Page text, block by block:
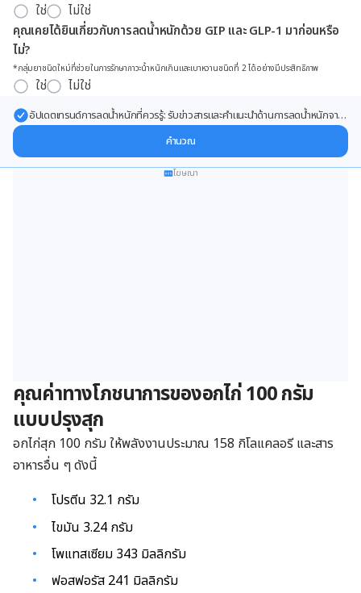
ใช่
ไม่ใช่
คุณเคยได้ยินเกี่ยวกับการลดน้ำหนักด้วย GIP และ GLP-1 มาก่อนหรือ
ไม่?
*กลุ่มยาชนิดใหม่ที่ช่วยในการรักษาภาวะน้ำหนักเกินและเบาหวานชนิดที่ 2 ได้อย่างมีประสิทธิภาพ
ใช่ ไม่ใช่
อัปเดตเทรนด์การลดน้ำหนักที่ควรรู้: รับข่าวสารและคำแนะนำด้านการลดน้ำหนักจาก
คำนวณ
โฆษณา
คุณค่าทางโภชนาการของอกไก่ 100 กรัม
แบบปรุงสุก
อกไก่สุก 100 กรัม ให้พลังงานประมาณ 158 กิโลแคลอรี และสาร
อาหารอื่น ๆ ดังนี้
โปรตีน 32.1 กรัม
ไขมัน 3.24 กรัม
โพแทสเซียม 343 มิลลิกรัม
ฟอสฟอรัส 241 มิลลิกรัม